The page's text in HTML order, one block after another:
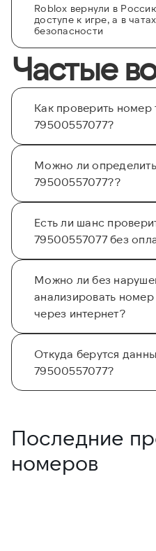
Roblox вернули в
доступе к игре, а в
безопасности
Частые
Как проверить номер
79500557077?
Можно ли
79500557077??
Есть ли шанс
79500557077 без
Можно ли без
анализировать
через интернет?
Откуда берутся
79500557077?
Последние
номеров